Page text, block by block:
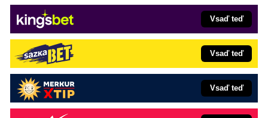
Vsaď teď
Vsaď teď
Vsaď teď